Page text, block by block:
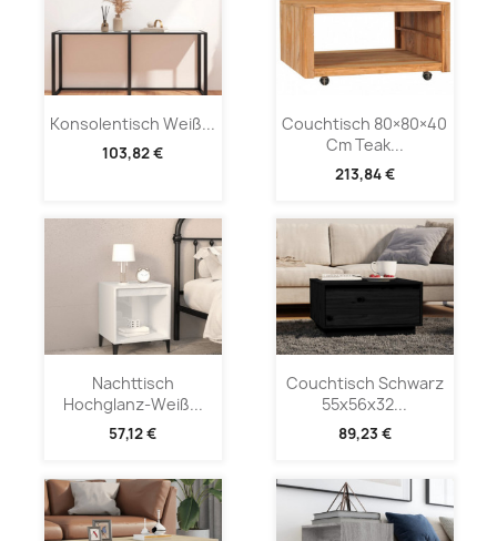
Konsolentisch Weiß...
103,82 €
Couchtisch 80×80×40
Cm Teak...
213,84 €
Nachttisch
Hochglanz-Weiß...
57,12 €
Couchtisch Schwarz
55x56x32...
89,23 €